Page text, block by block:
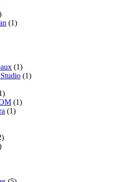
(1)
(1)
(1)
(1)
(1)